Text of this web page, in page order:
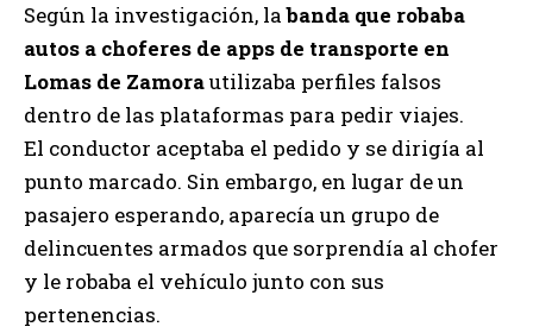
Según la investigación, labanda que robaba
autos a choferes de apps de transporte en
Lomas de Zamorautilizaba perfiles falsos
dentro de las plataformas para pedir viajes.
El conductor aceptaba el pedido y se dirigía al
punto marcado. Sin embargo, en lugar de un
pasajero esperando, aparecía un grupo de
delincuentes armados que sorprendía al chofer
y le robaba el vehículo junto con sus
pertenencias.